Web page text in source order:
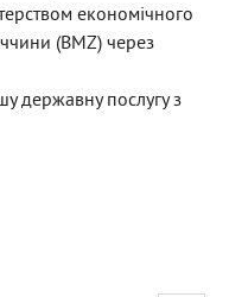
економічного
(BMZ) через
державну послугу з